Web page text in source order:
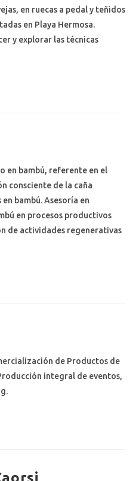
en ruecas a pedal y teñidos
en Playa Hermosa.
y explorar las técnicas
en bambú, referente en el
consciente de la caña
bambú. Asesoría en
en procesos productivos
de actividades regenerativas
de Productos de
integral de eventos,